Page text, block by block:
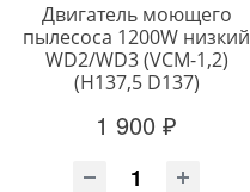
Двигатель моющего
пылесоса 1200W низкий
WD2/WD3 (VCM-1,2)
(H137,5 D137)
1 900 ₽